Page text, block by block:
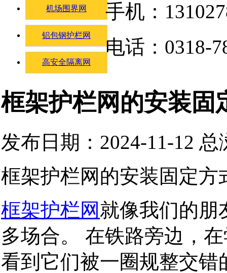
机场围界网
铝包钢护栏网
高安全隔离网
框架护栏网的安装固
发布日期：2024-11-12 总
框架护栏网的安装固定方
框架护栏网 就像我们的朋
多场合。 在铁路旁边，
看到它们被一圈规整交
手机：
电话：0318-